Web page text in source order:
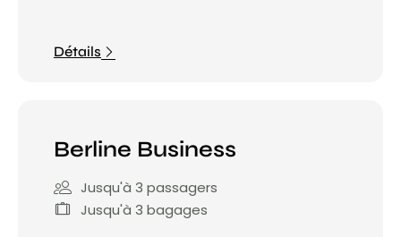
Détails
Berline Business
Jusqu'à 3 passagers
Jusqu'à 3 bagages